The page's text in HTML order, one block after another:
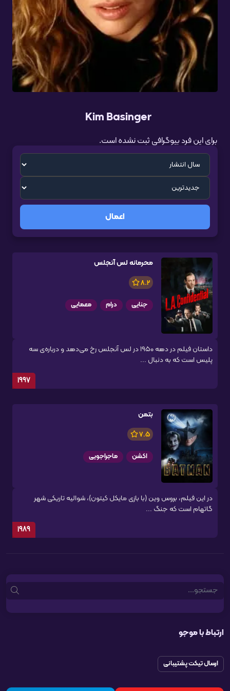
Kim Basinger
برای این فرد بیوگرافی ثبت نشده است.
اعمال
محرمانه لس آنجلس
8.2
جنایی درام معمایی
داستان فیلم در دهه ۱۹۵۰ در لس آنجلس رخ می‌دهد و درباره‌ی سه
پلیس است که به دنبال ...
1997
بتمن
7.5
اکشن ماجراجویی
در این فیلم، بروس وین (با بازی مایکل کیتون)، شوالیه تاریکی شهر
گاتهام است که جنگ ...
1989
Search
ارتباط با موجو
ارسال تیکت پشتیبانی